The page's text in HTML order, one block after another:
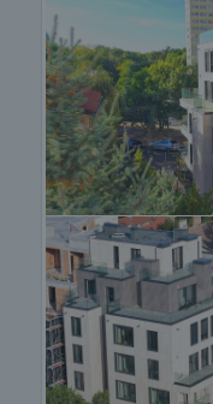
всеки вход е за
неръждаема
модел Otis GeN2
Сградата
достъп чрез
управление и
подземния
асансьора и
са с настилка
място за
за
Квартал Изток е
предпочитани